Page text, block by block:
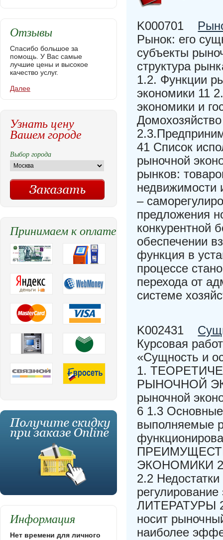
K000701
Рынок: его
субъекты
структура
1.2. Функции
экономики 11
экономики и
41 Список
рыночной
рынков:
–
предложения
конкурентной
обеспечении
функция в
процессе
перехода от
системе
K002431
Курсовая
«Сущность и
1.
РЫНОЧНОЙ
рыночной
6 1.3
выполняемые
ЭКОНОМИКИ 21
2.2
ЛИТЕРАТУРЫ
носит
наиболее
Отзывы
Спасибо большое за
помощь. У Вас самые
лучшие цены и высокое
качество услуг.
Далее
Узнать цену
Вашем городе
Выбор города
Принимаем к оплате
Информация
Нет времени для личного